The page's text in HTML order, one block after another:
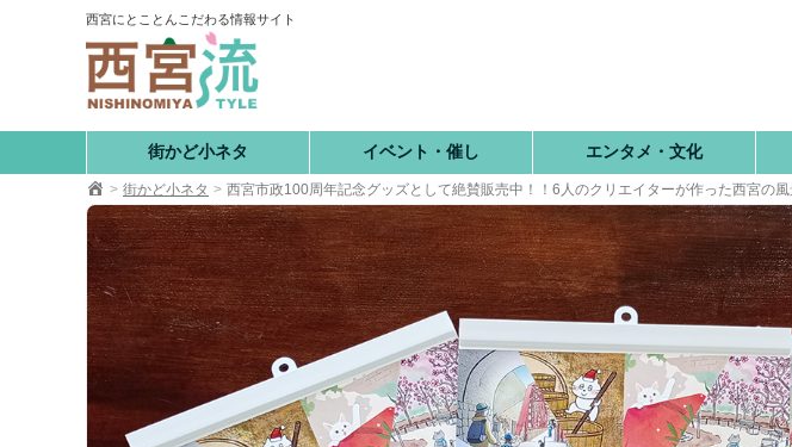
西宮にとことんこだわる情報サイト
街かど小ネタ イベント・催し エンタメ・文化
街かど小ネタ 西宮市政100周年記念グッズとして絶賛販売中！！6人のクリエイターが作った西宮の